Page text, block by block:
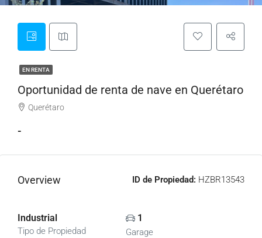
EN RENTA
Oportunidad de renta de nave en Querétaro
Querétaro
-
Overview ID de Propiedad: HZBR13543
Industrial
Tipo de Propiedad
1
Garage